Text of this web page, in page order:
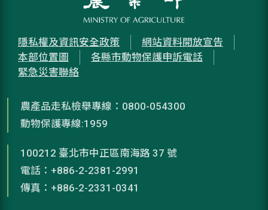
隱私權及資訊安全政策
網站資料開放宣告
本部位置圖
各縣市動物保護申訴電話
緊急災害聯絡
農產品走私檢舉專線：0800-054300
動物保護專線:1959
100212 臺北市中正區南海路 37 號
電話：+886-2-2381-2991
傳真：+886-2-2331-0341